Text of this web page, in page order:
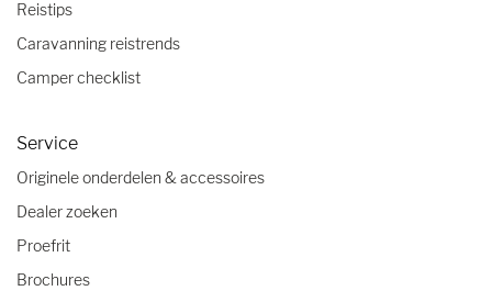
Reistips
Caravanning reistrends
Camper checklist
Service
Originele onderdelen & accessoires
Dealer zoeken
Proefrit
Brochures